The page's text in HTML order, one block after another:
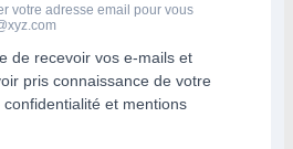
votre adresse email pour vous
de recevoir vos e-mails et
pris connaissance de votre
confidentialité et mentions